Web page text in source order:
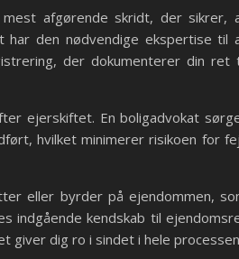
afgørende skridt, der sikrer,
har den nødvendige ekspertise til
der dokumenterer din ret
ejerskiftet. En boligadvokat
hvilket minimerer risikoen for
eller byrder på ejendommen,
indgående kendskab til
giver dig ro i sindet i hele